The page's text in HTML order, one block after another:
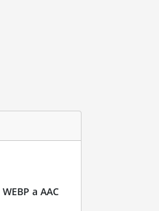
WEBP a AAC